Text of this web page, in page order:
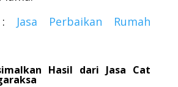
: Jasa Perbaikan Rumah
Hasil dari Jasa Cat